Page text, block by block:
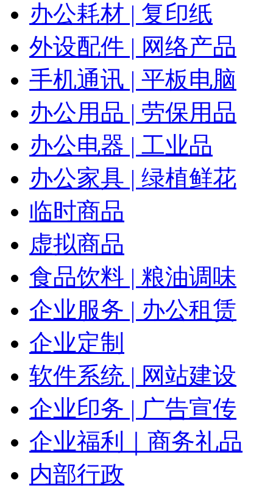
办公耗材 | 复印纸
外设配件 | 网络产品
手机通讯 | 平板电脑
办公用品 | 劳保用品
办公电器 | 工业品
办公家具 | 绿植鲜花
临时商品
虚拟商品
食品饮料 | 粮油调味
企业服务 | 办公租赁
企业定制
软件系统 | 网站建设
企业印务 | 广告宣传
企业福利｜商务礼品
内部行政